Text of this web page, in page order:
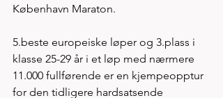
København Maraton.
5.beste europeiske løper og 3.plass i
klasse 25-29 år i et løp med nærmere
11.000 fullførende er en kjempeopptur
for den tidligere hardsatsende